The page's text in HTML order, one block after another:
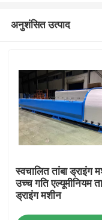
अनुशंसित उत्पाद
स्वचालित तांबा ड्राइंग
उच्च गति एल्यूमीनियम
ड्राइंग मशीन